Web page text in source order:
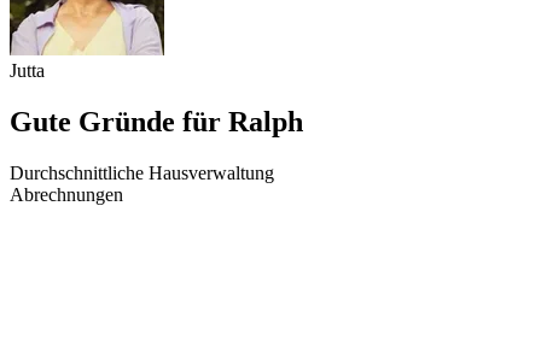
Jutta
Gute Gründe für Ralph
Durchschnittliche Hausverwaltung
Abrechnungen